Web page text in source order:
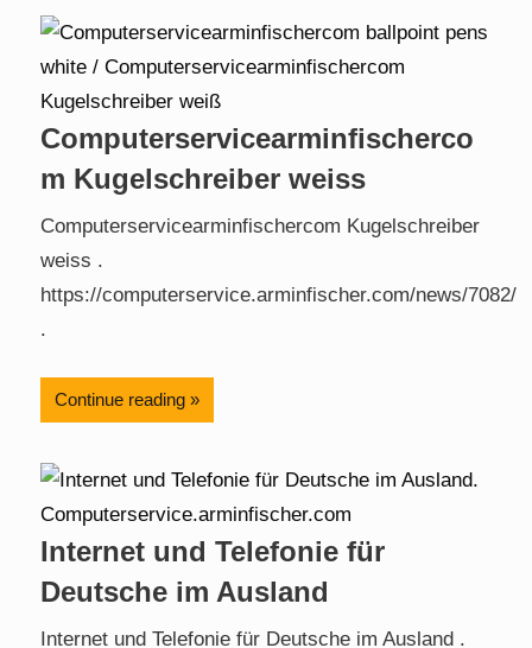
Computerservicearminfischerco
m Kugelschreiber weiss
Computerservicearminfischercom Kugelschreiber
weiss .
https://computerservice.arminfischer.com/news/7082/
.
Continue reading
Internet und Telefonie für
Deutsche im Ausland
Internet und Telefonie für Deutsche im Ausland .